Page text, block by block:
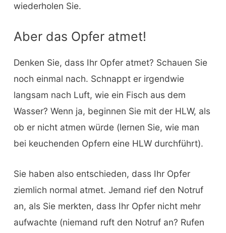
wiederholen Sie.
Aber das Opfer atmet!
Denken Sie, dass Ihr Opfer atmet? Schauen Sie
noch einmal nach. Schnappt er irgendwie
langsam nach Luft, wie ein Fisch aus dem
Wasser? Wenn ja, beginnen Sie mit der HLW, als
ob er nicht atmen würde (lernen Sie, wie man
bei keuchenden Opfern eine HLW durchführt).
Sie haben also entschieden, dass Ihr Opfer
ziemlich normal atmet. Jemand rief den Notruf
an, als Sie merkten, dass Ihr Opfer nicht mehr
aufwachte (niemand ruft den Notruf an? Rufen